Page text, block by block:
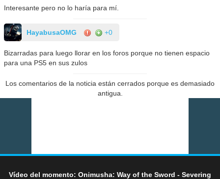
Interesante pero no lo haría para mí.
HayabusaOMG +0
Bizarradas para luego llorar en los foros porque no tienen espacio
para una PS5 en sus zulos
Los comentarios de la noticia están cerrados porque es demasiado
antigua.
Vídeo del momento: Onimusha: Way of the Sword - Severing